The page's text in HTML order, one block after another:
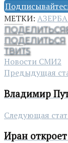
МЕТКИ:
ПОДЕЛИТЬСЯ
ПОДЕЛИТЬСЯ
ТВИТ5
Новости СМИ2
Предыдущая
Владимир
Следующая
Иран